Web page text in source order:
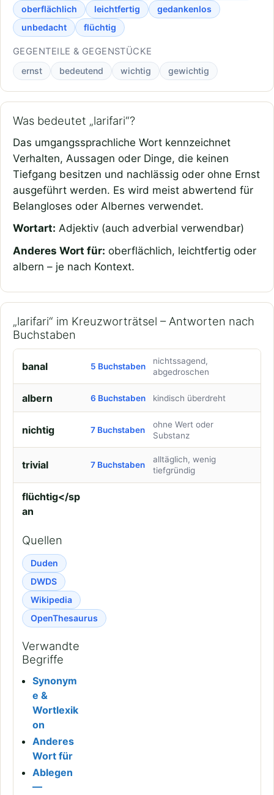
oberflächlich
leichtfertig
gedankenlos
unbedacht
flüchtig
GEGENTEILE & GEGENSTÜCKE
ernst bedeutend wichtig gewichtig
Was bedeutet „larifari“?
Das umgangssprachliche Wort kennzeichnet
Verhalten, Aussagen oder Dinge, die keinen
Tiefgang besitzen und nachlässig oder ohne Ernst
ausgeführt werden. Es wird meist abwertend für
Belangloses oder Albernes verwendet.
Wortart: Adjektiv (auch adverbial verwendbar)
Anderes Wort für: oberflächlich, leichtfertig oder
albern – je nach Kontext.
„larifari“ im Kreuzworträtsel – Antworten nach
Buchstaben
banal 5 Buchstaben
nichtssagend,
abgedroschen
albern 6 Buchstaben kindisch überdreht
nichtig 7 Buchstaben
ohne Wert oder
Substanz
trivial 7 Buchstaben
alltäglich, wenig
tiefgründig
flüchtig</sp
an
Quellen
Duden
DWDS
Wikipedia
OpenThesaurus
Verwandte
Begriffe
Synonym
e &
Wortlexik
on
Anderes
Wort für
Ablegen
—